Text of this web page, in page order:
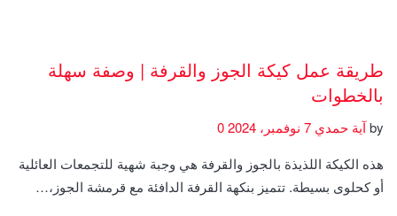
طريقة عمل كيكة الجوز والقرفة | وصفة سهلة
بالخطوات
byآية حمدي
هذه الكيكة اللذيذة بالجوز والقرفة هي وجبة شهية للتجمعات العائلية
أو كحلوى بسيطة. تتميز بنكهة القرفة الدافئة مع قرمشة الجوز،…